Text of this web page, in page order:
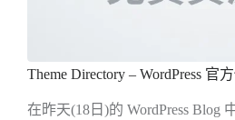
Theme Directory – WordPress 官
在昨天(18日)的 WordPress Blog